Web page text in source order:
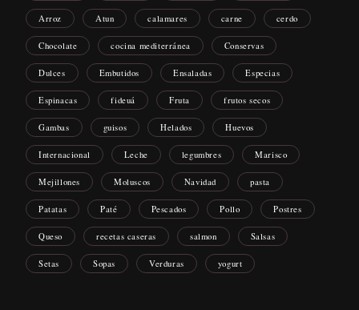
Arroz Atun calamares carne cerdo
Chocolate cocina mediterránea Conservas
Dulces Embutidos Ensaladas Especias
Espinacas fideuá Fruta frutos secos
Gambas guisos Helados Huevos
Internacional Leche legumbres Marisco
Mejillones Moluscos Navidad pasta
Patatas Paté Pescados Pollo Postres
Queso recetas caseras salmon Salsas
Setas Sopas Verduras yogurt